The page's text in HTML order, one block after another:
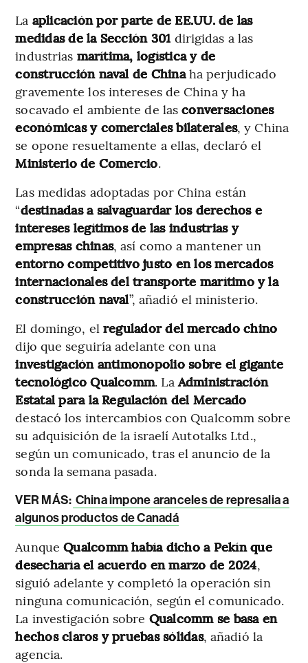
La aplicación por parte de EE.UU. de las
medidas de la Sección 301 dirigidas a las
industrias marítima, logística y de
construcción naval de Chinaha perjudicado
gravemente los intereses de China y ha
socavado el ambiente de lasconversaciones
económicas y comerciales bilaterales, y China
se opone resueltamente a ellas, declaró el
Ministerio de Comercio.
Las medidas adoptadas por China están
“destinadas a salvaguardar los derechos e
intereses legítimos de las industrias y
empresas chinas, así como a mantener un
entorno competitivo justo en los mercados
internacionales del transporte marítimo y la
construcción naval”, añadió el ministerio.
El domingo, el regulador del mercado chino
dijo que seguiría adelante con una
investigación antimonopolio sobre el gigante
tecnológico Qualcomm. LaAdministración
Estatal para la Regulación del Mercado
destacó los intercambios con Qualcomm sobre
su adquisición de la israelí Autotalks Ltd.,
según un comunicado, tras el anuncio de la
sonda la semana pasada.
VER MÁS: China impone aranceles de represalia a
algunos productos de Canadá
AunqueQualcomm había dicho a Pekín que
desecharía el acuerdo en marzo de 2024,
siguió adelante y completó la operación sin
ninguna comunicación, según el comunicado.
La investigación sobre Qualcomm se basa en
hechos claros y pruebas sólidas, añadió la
agencia.